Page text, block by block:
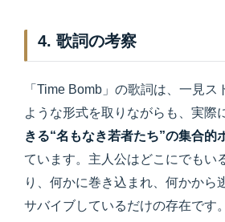
4. 歌詞の考察
「Time Bomb」の歌詞は、一見
ような形式を取りながらも、実際
きる“名もなき若者たち”の集合的
ています。主人公はどこにでもい
り、何かに巻き込まれ、何かから
サバイブしているだけの存在です。